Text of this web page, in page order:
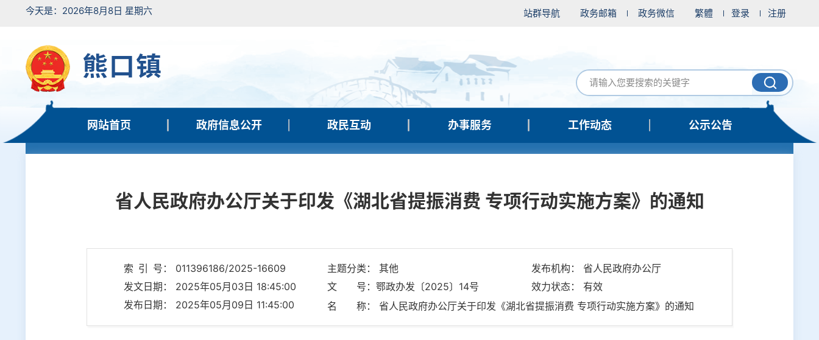
今天是：2026年8月8日 星期六 站群导航 政务邮箱 政务微信 繁體 登录 注册
熊口镇
网站首页 政府信息公开 政民互动 办事服务 工作动态 公示公告
省人民政府办公厅关于印发《湖北省提振消费 专项行动实施方案》的通知
索 引 号： 011396186/2025-16609 主题分类： 其他
发布机构： 省人民政府办公厅
发文日期： 2025年05月03日 18:45:00
文 号：鄂政办发〔2025〕14号
效力状态： 有效
发布日期： 2025年05月09日 11:45:00
名 称： 省人民政府办公厅关于印发《湖北省提振消费 专项行动实施方案》的通知